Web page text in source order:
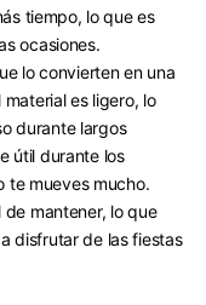
tiempo, lo que es
ocasiones.
lo convierten en una
es ligero, lo
durante largos
útil durante los
te mueves mucho.
mantener, lo que
disfrutar de las fiestas